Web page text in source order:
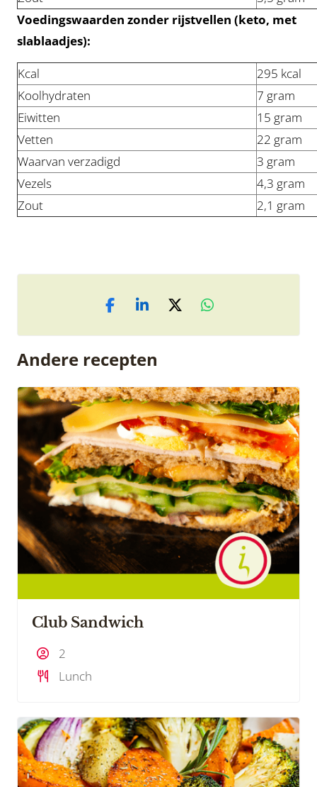
Voedingswaarden zonder rijstvellen (keto, met
slablaadjes):
Kcal
295 kcal
Koolhydraten
7 gram
Eiwitten
15 gram
Vetten
22 gram
Waarvan verzadigd
3 gram
Vezels
4,3 gram
Zout
2,1 gram
Andere recepten
Club Sandwich
2
Lunch